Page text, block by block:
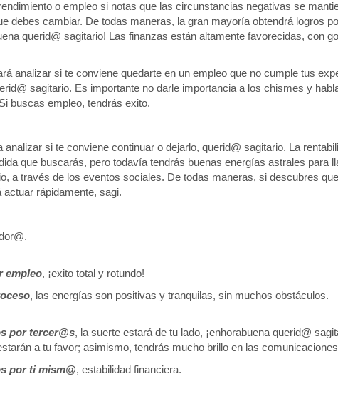
o empleo si notas que las circunstancias negativas se
debes cambiar. De todas maneras, la gran mayoría obtendrá logros
querid@ sagitario! Las finanzas están altamente favorecidas, con
analizar si te conviene quedarte en un empleo que no cumple tus
sagitario. Es importante no darle importancia a los chismes y
buscas empleo, tendrás exito.
analizar si te conviene continuar o dejarlo, querid@ sagitario. La
que buscarás, pero todavía tendrás buenas energías astrales para
a través de los eventos sociales. De todas maneras, si descubres
actuar rápidamente, sagi.
empleo, ¡exito total y rotundo!
, las energías son positivas y tranquilas, sin muchos obstáculos.
por tercer@s, la suerte estará de tu lado, ¡enhorabuena querid@
a tu favor; asimismo, tendrás mucho brillo en las
por ti mism@, estabilidad financiera.